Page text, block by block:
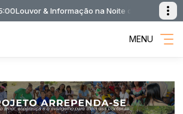
Louvor & Informação na Noite das 19:00 às
MENU